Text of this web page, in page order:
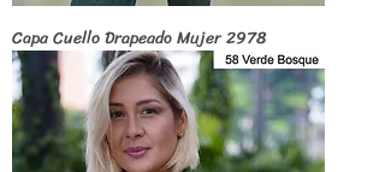
Capa Cuello Drapeado Mujer 2978